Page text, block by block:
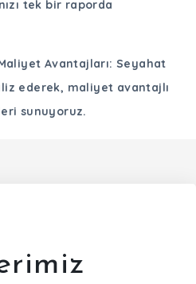
tek bir raporda
Avantajları: Seyahat
ederek, maliyet avantajlı
sunuyoruz.